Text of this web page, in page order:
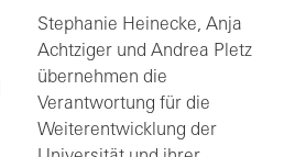
Stephanie Heinecke, Anja
Achtziger und Andrea Pletz
übernehmen die
Verantwortung für die
Weiterentwicklung der